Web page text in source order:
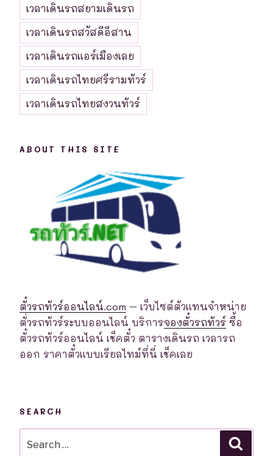
เวลาเดินรถสยามเดินรถ
เวลาเดินรถสวัสดีอีสาน
เวลาเดินรถแอร์เมืองเลย
เวลาเดินรถไทยศรีรามทัวร์
เวลาเดินรถไทยสงวนทัวร์
ABOUT THIS SITE
ตั๋วรถทัวร์ออนไลน์.com – เว็บไซต์ตัวแทนจำหน่าย
ตั่วรถทัวร์ระบบออนไลน์ บริการจองตั๋วรถทัวร์ ซื้อ
ตั๋วรถทัวร์ออนไลน์ เช็คตั๋ว ตารางเดินรถ เวลารถ
ออก ราคาตั๋วแบบเรียลไทม์ที่นี่ เช็คเลย
SEARCH
for: